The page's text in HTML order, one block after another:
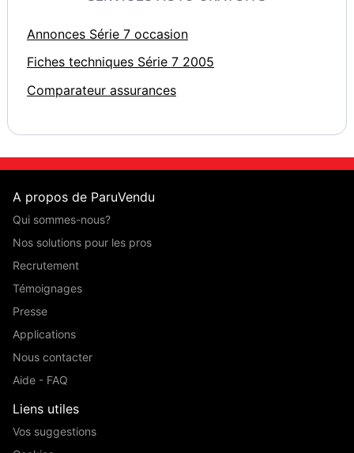
Annonces Série 7 occasion
Fiches techniques Série 7 2005
Comparateur assurances
A propos de ParuVendu
Qui sommes-nous?
Nos solutions pour les pros
Recrutement
Témoignages
Presse
Applications
Nous contacter
Aide - FAQ
Liens utiles
Vos suggestions